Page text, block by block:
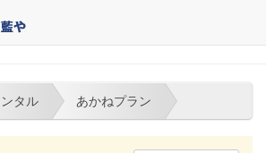
のレンタル藍や | 袴レンタル
タル あかねプラン